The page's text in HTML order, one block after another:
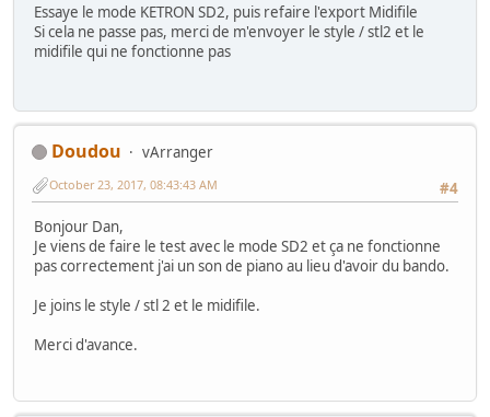
Essaye le mode KETRON SD2, puis refaire l'export Midifile
Si cela ne passe pas, merci de m'envoyer le style / stl2 et le
midifile qui ne fonctionne pas
Doudou
vArranger
#4
October 23, 2017, 08:43:43 AM
Bonjour Dan,
Je viens de faire le test avec le mode SD2 et ça ne fonctionne
pas correctement j'ai un son de piano au lieu d'avoir du bando.
Je joins le style / stl 2 et le midifile.
Merci d'avance.